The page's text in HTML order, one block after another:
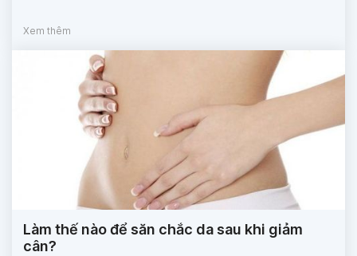
Xem thêm
Làm thế nào để săn chắc da sau khi giảm
cân?